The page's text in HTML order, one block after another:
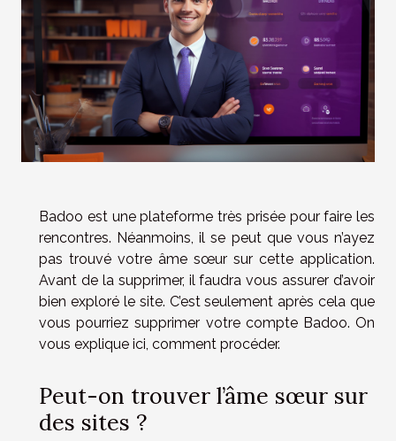
Badoo est une plateforme très prisée pour faire les
rencontres. Néanmoins, il se peut que vous n’ayez
pas trouvé votre âme sœur sur cette application.
Avant de la supprimer, il faudra vous assurer d’avoir
bien exploré le site. C’est seulement après cela que
vous pourriez supprimer votre compte Badoo. On
vous explique ici, comment procéder.
Peut-on trouver l’âme sœur sur
des sites ?